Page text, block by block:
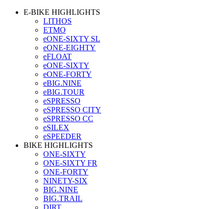
E-BIKE HIGHLIGHTS
LITHOS
ETMO
eONE-SIXTY SL
eONE-EIGHTY
eFLOAT
eONE-SIXTY
eONE-FORTY
eBIG.NINE
eBIG.TOUR
eSPRESSO
eSPRESSO CITY
eSPRESSO CC
eSILEX
eSPEEDER
BIKE HIGHLIGHTS
ONE-SIXTY
ONE-SIXTY FR
ONE-FORTY
NINETY-SIX
BIG.NINE
BIG.TRAIL
DIRT